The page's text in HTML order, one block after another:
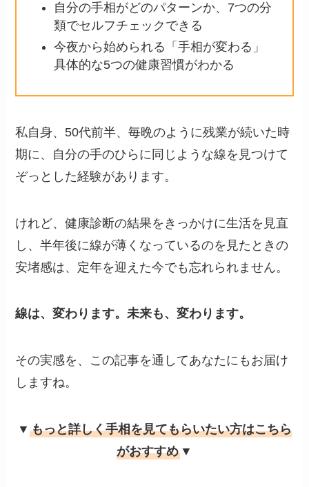
自分の手相がどのパターンか、7つの分
類でセルフチェックできる
今夜から始められる「手相が変わる」
具体的な5つの健康習慣がわかる
私自身、50代前半、毎晩のように残業が続いた時
期に、自分の手のひらに同じような線を見つけて
ぞっとした経験があります。
けれど、健康診断の結果をきっかけに生活を見直
し、半年後に線が薄くなっているのを見たときの
安堵感は、定年を迎えた今でも忘れられません。
線は、変わります。未来も、変わります。
その実感を、この記事を通してあなたにもお届け
しますね。
▼ もっと詳しく手相を見てもらいたい方はこちら
がおすすめ ▼